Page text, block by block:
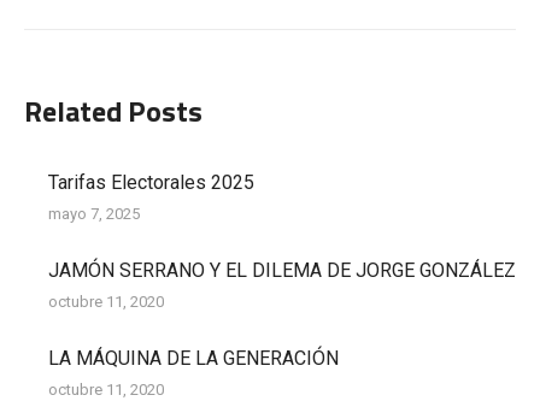
Related Posts
Tarifas Electorales 2025
mayo 7, 2025
JAMÓN SERRANO Y EL DILEMA DE JORGE GONZÁLEZ
octubre 11, 2020
LA MÁQUINA DE LA GENERACIÓN
octubre 11, 2020